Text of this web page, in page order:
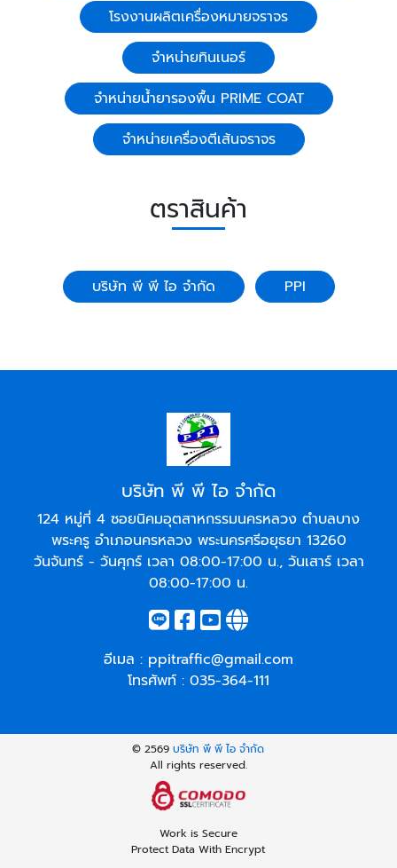
โรงงานผลิตเครื่องหมายจราจร
จำหน่ายทินเนอร์
จำหน่ายน้ำยารองพื้น PRIME COAT
จำหน่ายเครื่องตีเส้นจราจร
ตราสินค้า
บริษัท พี พี ไอ จำกัด PPI
บริษัท พี พี ไอ จำกัด
124 หมู่ที่ 4 ซอยนิคมอุตสาหกรรมนครหลวง ตำบลบาง
พระครู อำเภอนครหลวง พระนครศรีอยุธยา 13260
วันจันทร์ - วันศุกร์ เวลา 08:00-17:00 น., วันเสาร์ เวลา
08:00-17:00 น.
อีเมล : ppitraffic@gmail.com
โทรศัพท์ : 035-364-111
© 2569บริษัท พี พี ไอ จำกัด
All rights reserved.
Work is Secure
Protect Data With Encrypt